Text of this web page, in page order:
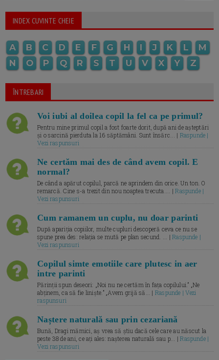
INDEX CUVINTE CHEIE
A B C D E F G H I J K L
M
N
O P Q R S T U V X Y Z
ÎNTREBARI
Voi iubi al doilea copil la fel ca pe primul?
Pentru mine primul copil a fost foarte dorit, după ani de așteptări
și o sarcină pierduta la 16 săptămâni. Sunt însărc... | Raspunde |
Vezi raspunsuri
Ne certăm mai des de când avem copil. E
normal?
De când a apărut copilul, parcă ne aprindem din orice. Un ton. O
remarcă. Cine s-a trezit din nou noaptea trecuta.... |Raspunde |
Vezi raspunsuri
Cum ramanem un cuplu, nu doar parinti
După apariția copiilor, multe cupluri descoperă ceva ce nu se
spune prea des: relația se mută pe plan secund. ... |Raspunde |
Vezi raspunsuri
Copilul simte emotiile care plutesc in aer
intre parinti
Părinții spun deseori: „Noi nu ne certăm în fața copilului.” „Ne
abținem, ca să fie liniște.” „Avem grijă să... | Raspunde | Vezi
raspunsuri
Naștere naturală sau prin cezariană
Bună, Dragi mămici, aș vrea să știu dacă cele care au născut la
peste 38 de ani, ce ați ales: nașterea naturală sau p... |Raspunde |
Vezi raspunsuri